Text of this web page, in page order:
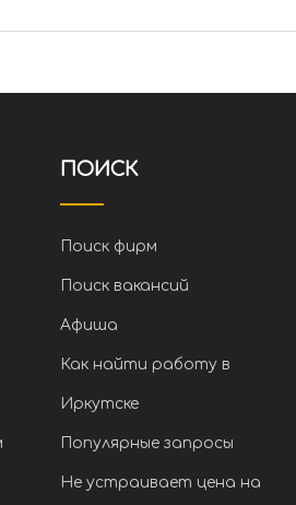
ПОИСК
Поиск фирм
Поиск вакансий
Афиша
Как найти работу в
Иркутске
Популярные запросы
Не устраивает цена на